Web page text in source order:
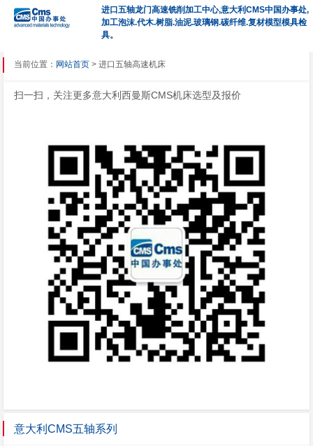
进口五轴龙门高速铣削加工中心,意大利CMS中国办事处,
加工泡沫.代木.树脂.油泥.玻璃钢.碳纤维.复材模型模具检
具。
当前位置： 网站首页 > 进口五轴高速机床
扫一扫，关注更多意大利西曼斯CMS机床选型及报价
意大利CMS五轴系列